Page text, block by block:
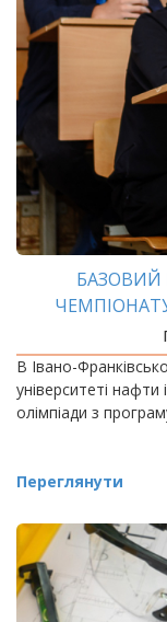
БАЗОВИЙ
В Івано-
університеті нафти
олімпіади з
Переглянути